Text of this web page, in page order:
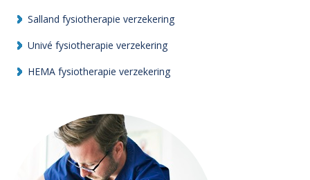
Salland fysiotherapie verzekering
Univé fysiotherapie verzekering
HEMA fysiotherapie verzekering